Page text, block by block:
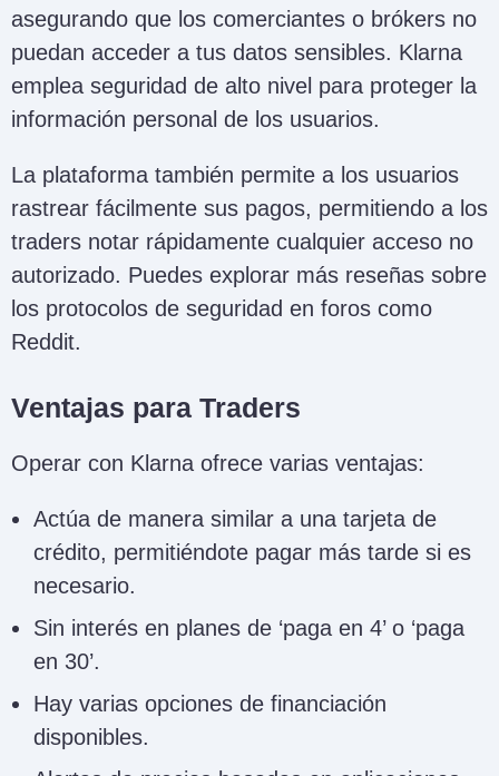
asegurando que los comerciantes o brókers no
puedan acceder a tus datos sensibles. Klarna
emplea seguridad de alto nivel para proteger la
información personal de los usuarios.
La plataforma también permite a los usuarios
rastrear fácilmente sus pagos, permitiendo a los
traders notar rápidamente cualquier acceso no
autorizado. Puedes explorar más reseñas sobre
los protocolos de seguridad en foros como
Reddit.
Ventajas para Traders
Operar con Klarna ofrece varias ventajas:
Actúa de manera similar a una tarjeta de
crédito, permitiéndote pagar más tarde si es
necesario.
Sin interés en planes de ‘paga en 4’ o ‘paga
en 30’.
Hay varias opciones de financiación
disponibles.